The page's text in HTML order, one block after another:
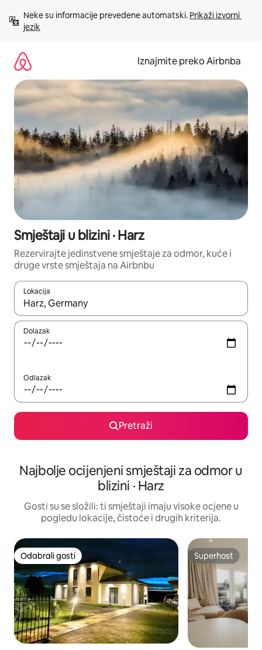
sadržaj
Neke su informacije prevedene automatski. Prikaži izvorni
jezik
Iznajmite preko Airbnba
Smještaji u blizini · Harz
Rezervirajte jedinstvene smještaje za odmor, kuće i
druge vrste smještaja na Airbnbu
Lokacija
Kada budu dostupni rezultati, moći ćete ih pregledati
Dolazak
Odlazak
Pretraži
Najbolje ocijenjeni smještaji za odmor u
blizini · Harz
Gosti su se složili: ti smještaji imaju visoke ocjene u
pogledu lokacije, čistoće i drugih kriterija.
Odabrali gosti
Odabrali gosti Superhost
Superhost